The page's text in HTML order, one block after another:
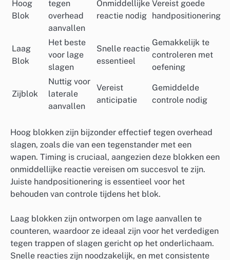
Hoog
Blok
tegen
overhead
aanvallen
Onmiddellijke
reactie nodig
Vereist goede
handpositionering
Laag
Blok
Het beste
voor lage
slagen
Snelle reactie
essentieel
Gemakkelijk te
controleren met
oefening
Zijblok
Nuttig voor
laterale
aanvallen
Vereist
anticipatie
Gemiddelde
controle nodig
Hoog blokken zijn bijzonder effectief tegen overhead
slagen, zoals die van een tegenstander met een
wapen. Timing is cruciaal, aangezien deze blokken een
onmiddellijke reactie vereisen om succesvol te zijn.
Juiste handpositionering is essentieel voor het
behouden van controle tijdens het blok.
Laag blokken zijn ontworpen om lage aanvallen te
counteren, waardoor ze ideaal zijn voor het verdedigen
tegen trappen of slagen gericht op het onderlichaam.
Snelle reacties zijn noodzakelijk, en met consistente